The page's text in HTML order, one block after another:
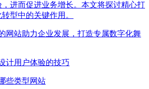
进而促进业务增长。本文将探讨精心打
型中的关键作用。
网站助力企业发展，打造专属数字化舞
计用户体验的技巧
些类型网站